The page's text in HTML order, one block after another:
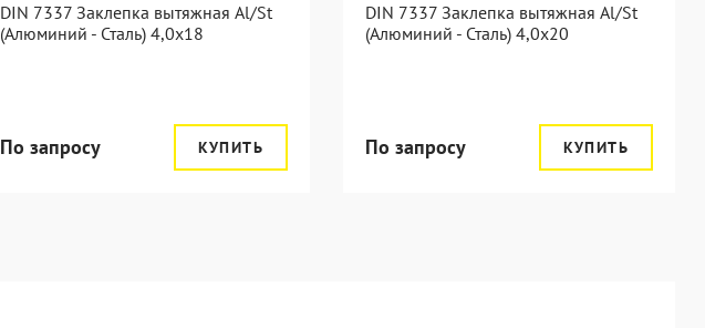
DIN 7337 Заклепка вытяжная Al/St
(Алюминий - Сталь) 4,0x18
По запросу КУПИТЬ
DIN 7337 Заклепка вытяжная Al/St
(Алюминий - Сталь) 4,0x20
По запросу КУПИТЬ